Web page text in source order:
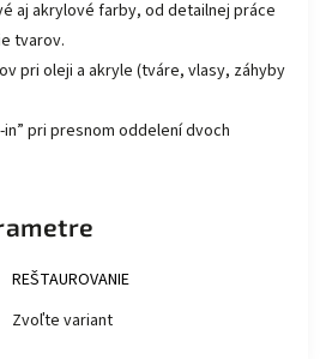
aj akrylové farby, od detailnej práce
tvarov.
pri oleji a akryle (tváre, vlasy, záhyby
pri presnom oddelení dvoch
REŠTAUROVANIE
Zvoľte variant